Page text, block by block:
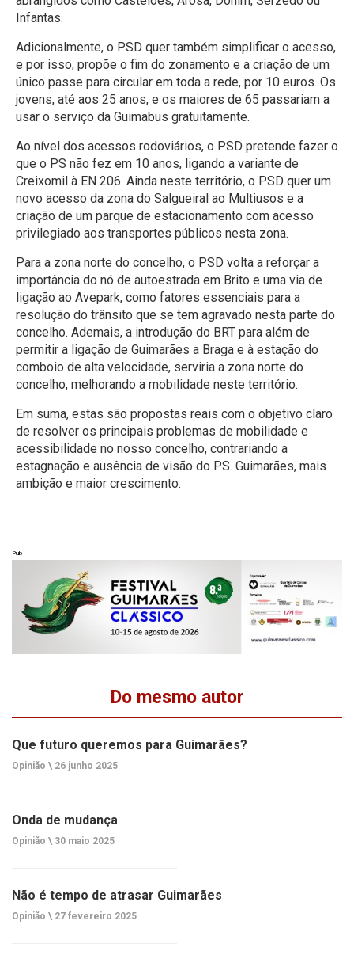
Infantas.
Adicionalmente, o PSD quer também simplificar o acesso,
e por isso, propõe o fim do zonamento e a criação de um
único passe para circular em toda a rede, por 10 euros. Os
jovens, até aos 25 anos, e os maiores de 65 passariam a
usar o serviço da Guimabus gratuitamente.
Ao nível dos acessos rodoviários, o PSD pretende fazer o
que o PS não fez em 10 anos, ligando a variante de
Creixomil à EN 206. Ainda neste território, o PSD quer um
novo acesso da zona do Salgueiral ao Multiusos e a
criação de um parque de estacionamento com acesso
privilegiado aos transportes públicos nesta zona.
Para a zona norte do concelho, o PSD volta a reforçar a
importância do nó de autoestrada em Brito e uma via de
ligação ao Avepark, como fatores essenciais para a
resolução do trânsito que se tem agravado nesta parte do
concelho. Ademais, a introdução do BRT para além de
permitir a ligação de Guimarães a Braga e à estação do
comboio de alta velocidade, serviria a zona norte do
concelho, melhorando a mobilidade neste território.
Em suma, estas são propostas reais com o objetivo claro
de resolver os principais problemas de mobilidade e
acessibilidade no nosso concelho, contrariando a
estagnação e ausência de visão do PS. Guimarães, mais
ambição e maior crescimento.
Pub
Do mesmo autor
Que futuro queremos para Guimarães?
Opinião \ 26 junho 2025
Onda de mudança
Opinião \ 30 maio 2025
Não é tempo de atrasar Guimarães
Opinião \ 27 fevereiro 2025